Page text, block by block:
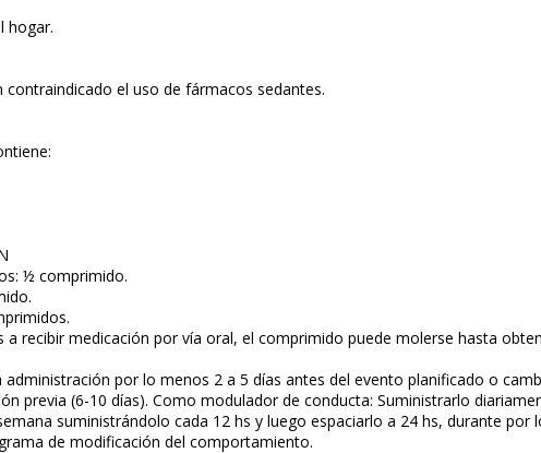
hogar.
contraindicado el uso de fármacos sedantes.
½ comprimido.
a recibir medicación por vía oral, el comprimido puede molerse hasta
administración por lo menos 2 a 5 días antes del evento planificado o
previa (6-10 días). Como modulador de conducta: Suministrarlo
suministrándolo cada 12 hs y luego espaciarlo a 24 hs, durante por
de modificación del comportamiento.